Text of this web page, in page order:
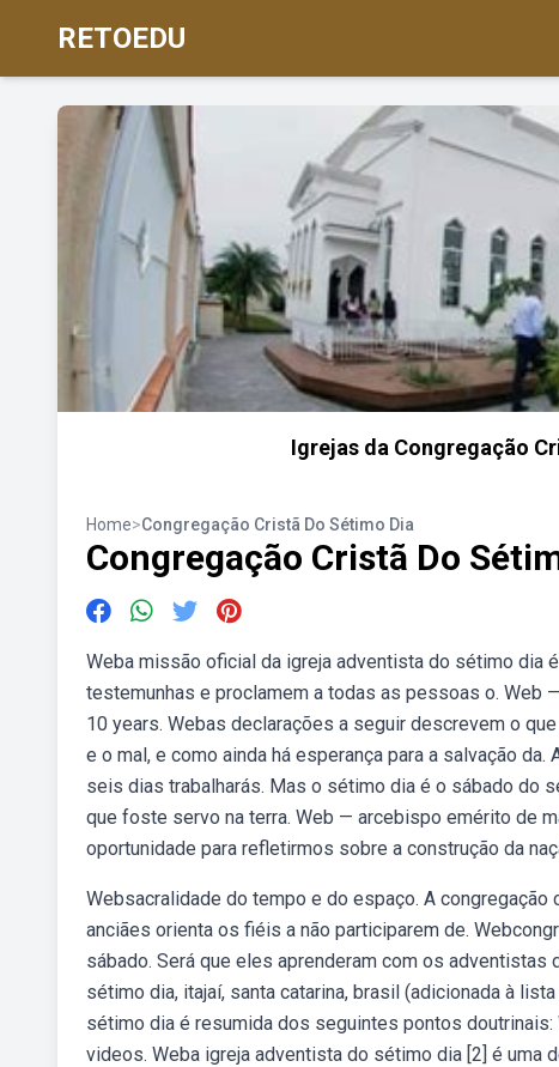
RETOEDU
Igrejas da Congregação
Home>Congregação Cristã Do Sétimo Dia
Congregação Cristã Do
Weba missão oficial da igreja adventista do sétimo dia
testemunhas e proclamem a todas as pessoas o. Web
10 years. Webas declarações a seguir descrevem o
e o mal, e como ainda há esperança para a salvação
seis dias trabalharás. Mas o sétimo dia é o sábado do
que foste servo na terra. Web — arcebispo emérito de
oportunidade para refletirmos sobre a construção da
Websacralidade do tempo e do espaço. A
anciães orienta os fiéis a não participarem de.
sábado. Será que eles aprenderam com os
sétimo dia, itajaí, santa catarina, brasil (adicionada à
sétimo dia é resumida dos seguintes pontos
videos. Weba igreja adventista do sétimo dia [2] é uma